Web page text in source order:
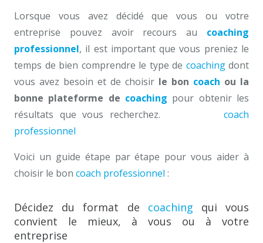
Lorsque vous avez décidé que vous ou votre
entreprise pouvez avoir recours au coaching
professionnel, il est important que vous preniez le
temps de bien comprendre le type de coachingdont
vous avez besoin et de choisir le bon coach ou la
bonne plateforme de coaching pour obtenir les
résultats que vous recherchez.
coach
professionnel
Voici un guide étape par étape pour vous aider à
choisir le bon coach professionnel :
Décidez du format de coaching qui vous
convient le mieux, à vous ou à votre
entreprise